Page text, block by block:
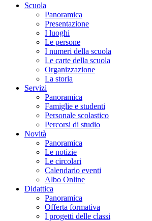
Scuola
Panoramica
Presentazione
I luoghi
Le persone
I numeri della scuola
Le carte della scuola
Organizzazione
La storia
Servizi
Panoramica
Famiglie e studenti
Personale scolastico
Percorsi di studio
Novità
Panoramica
Le notizie
Le circolari
Calendario eventi
Albo Online
Didattica
Panoramica
Offerta formativa
I progetti delle classi